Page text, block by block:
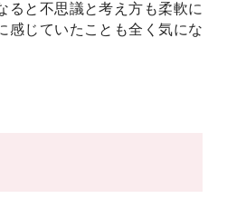
ると不思議と考え方も柔軟に
感じていたことも全く気にな